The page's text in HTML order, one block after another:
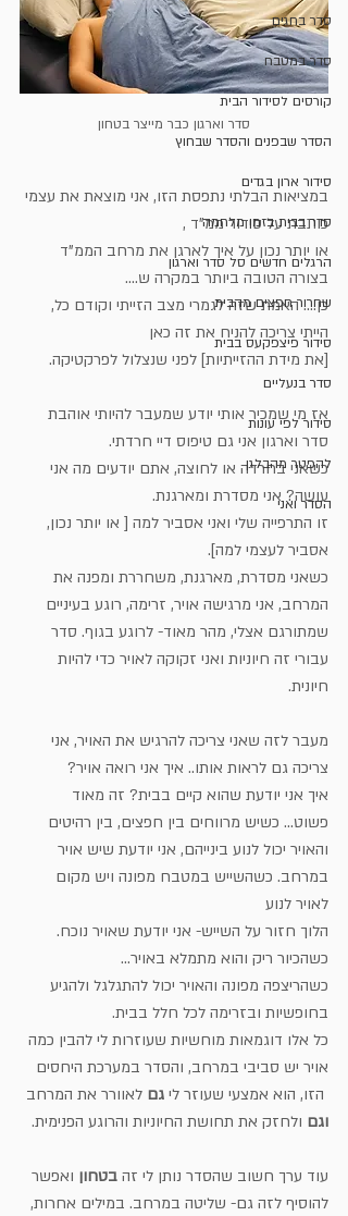
סדר בחגים
סדר במטבח
קורסים לסידור הבית
הסדר שבפנים והסדר שבחוץ
סידור ארון בגדים
סדר בבית בזמן מלחמה
הרגלים חדשים סל סדר וארגון
שחרור חפצים מהבית
סידור פיצפקעס בבית
סדר בנעליים
סידור לפי עונות
להפטר מהבלגן
הסדר ואני
סדר וארגון כבר מייצר בטחון
במציאות הבלתי נתפסת הזו, אני מוצאת את עצמי
כותבת על סידור ממ"ד ,
או יותר נכון על איך לארגן את מרחב הממ"ד
בצורה הטובה ביותר במקרה ש....
כן.... האמת שזה לגמרי מצב הזייתי וקודם כל,
הייתי צריכה להניח את זה כאן
[את מידת ההזייתיות] לפני שנצלול לפרקטיקה.
אז מי שמכיר אותי יודע שמעבר להיותי אוהבת
סדר וארגון אני גם טיפוס דיי חרדתי.
כשאני בחרדה או לחוצה, אתם יודעים מה אני
עושה? אני מסדרת ומארגנת.
זו התרפייה שלי ואני אסביר למה [ או יותר נכון,
אסביר לעצמי למה].
כשאני מסדרת, מארגנת, משחררת ומפנה את
המרחב, אני מרגישה אויר, זרימה, רוגע בעיניים
שמתורגם אצלי, מהר מאוד- לרוגע בגוף. סדר
עבורי זה חיוניות ואני זקוקה לאויר כדי להיות
חיונית.
מעבר לזה שאני צריכה להרגיש את האויר, אני
צריכה גם לראות אותו.. איך אני רואה אויר?
איך אני יודעת שהוא קיים בבית? זה מאוד
פשוט... כשיש מרווחים בין חפצים, בין רהיטים
והאויר יכול לנוע בינייהם, אני יודעת שיש אויר
במרחב. כשהשייש במטבח מפונה ויש מקום
לאויר לנוע
הלוך חזור על השייש- אני יודעת שאויר נוכח.
כשהכיור ריק והוא מתמלא באויר...
כשהריצפה מפונה והאויר יכול להתגלגל ולהגיע
בחופשיות ובזרימה לכל חלל בבית.
כל אלו דוגמאות מוחשיות שעוזרות לי להבין כמה
אויר יש סביבי במרחב, והסדר במערכת היחסים
גם לאוורר את המרחב
וגם ולחזק את תחושת החיוניות והרוגע הפנימית.
עוד ערך חשוב שהסדר נותן לי זה בטחון ואפשר
להוסיף לזה גם- שליטה במרחב. במילים אחרות,